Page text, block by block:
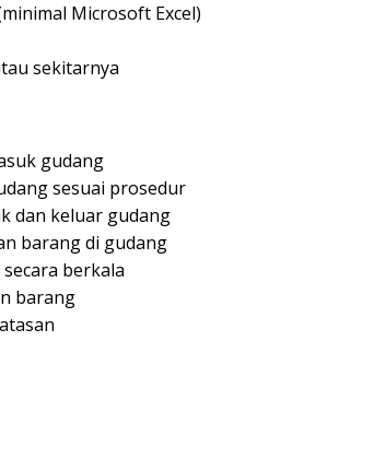
Microsoft Excel)
sekitarnya
gudang
sesuai prosedur
dan keluar gudang
barang di gudang
berkala
barang